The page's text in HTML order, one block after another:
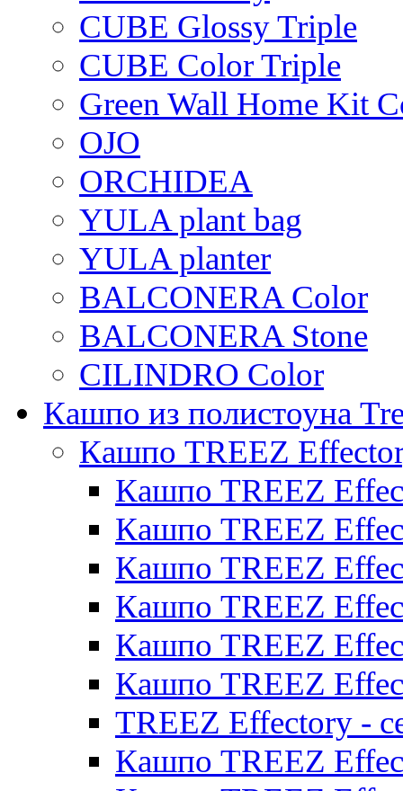
CUBE Glossy Triple
CUBE Color Triple
Green Wall Home Kit
OJO
ORCHIDEA
YULA plant bag
YULA planter
BALCONERA Color
BALCONERA Stone
CILINDRO Color
Кашпо из полистоуна
Кашпо TREEZ
Кашпо TREEZ
Кашпо TREEZ
Кашпо TREEZ
Кашпо TREEZ
Кашпо TREEZ
Кашпо TREEZ
TREEZ Effectory -
Кашпо TREEZ